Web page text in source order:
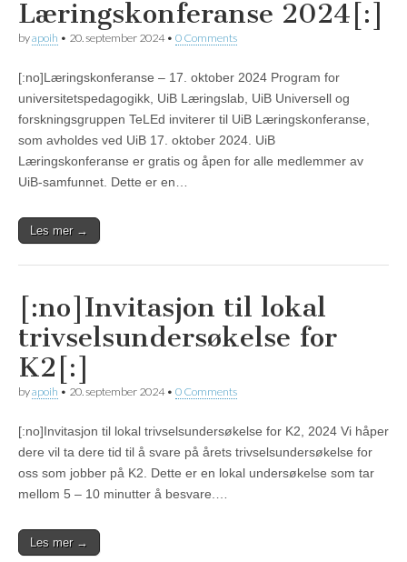
Læringskonferanse 2024[:]
byapoih • 20. september 2024• 0 Comments
[:no]Læringskonferanse – 17. oktober 2024 Program for
universitetspedagogikk, UiB Læringslab, UiB Universell og
forskningsgruppen TeLEd inviterer til UiB Læringskonferanse,
som avholdes ved UiB 17. oktober 2024. UiB
Læringskonferanse er gratis og åpen for alle medlemmer av
UiB-samfunnet. Dette er en…
Les mer →
[:no]Invitasjon til lokal
trivselsundersøkelse for
K2[:]
byapoih • 20. september 2024• 0 Comments
[:no]Invitasjon til lokal trivselsundersøkelse for K2, 2024 Vi håper
dere vil ta dere tid til å svare på årets trivselsundersøkelse for
oss som jobber på K2. Dette er en lokal undersøkelse som tar
mellom 5 – 10 minutter å besvare.…
Les mer →